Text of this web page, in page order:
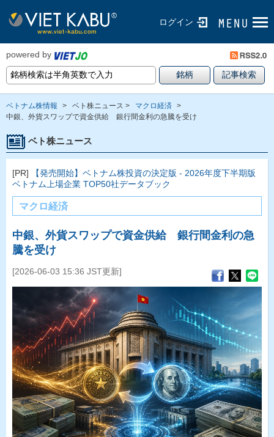
ログイン
powered by
ベトナム株情報 > ベト株ニュース > マクロ経済 >
中銀、外貨スワップで資金供給 銀行間金利の急騰を受け
ベト株ニュース
[PR]
【発売開始】ベトナム株投資の決定版 - 2026年度下半期版
ベトナム上場企業 TOP50社データブック
マクロ経済
中銀、外貨スワップで資金供給 銀行間金利の急
騰を受け
[2026-06-03 15:36 JST更新]